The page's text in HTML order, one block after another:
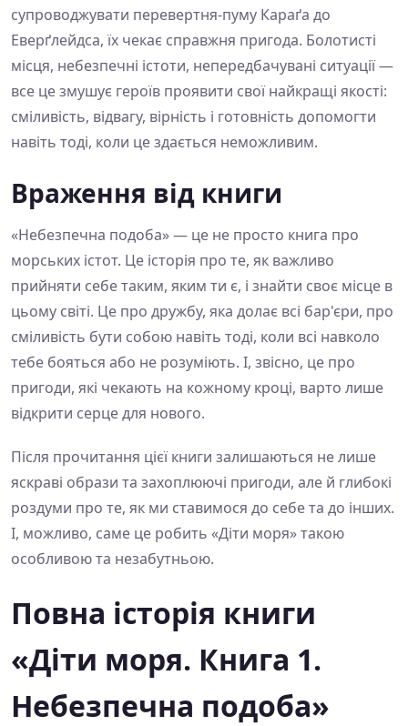
супроводжувати перевертня-пуму Караґа до
Еверґлейдса, їх чекає справжня пригода. Болотисті
місця, небезпечні істоти, непередбачувані ситуації —
все це змушує героїв проявити свої найкращі якості:
сміливість, відвагу, вірність і готовність допомогти
навіть тоді, коли це здається неможливим.
Враження від книги
«Небезпечна подоба» — це не просто книга про
морських істот. Це історія про те, як важливо
прийняти себе таким, яким ти є, і знайти своє місце в
цьому світі. Це про дружбу, яка долає всі бар'єри, про
сміливість бути собою навіть тоді, коли всі навколо
тебе бояться або не розуміють. І, звісно, це про
пригоди, які чекають на кожному кроці, варто лише
відкрити серце для нового.
Після прочитання цієї книги залишаються не лише
яскраві образи та захоплюючі пригоди, але й глибокі
роздуми про те, як ми ставимося до себе та до інших.
І, можливо, саме це робить «Діти моря» такою
особливою та незабутньою.
Повна історія книги
«Діти моря. Книга 1.
Небезпечна подоба»